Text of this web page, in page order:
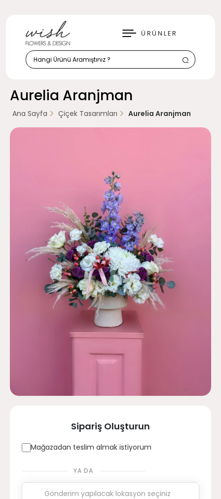
ÜRÜNLER
KAPAT
Aurelia Aranjman
Ana Sayfa Çiçek Tasarımları Aurelia Aranjman
Sipariş Oluşturun
Mağazadan teslim almak istiyorum
YA DA